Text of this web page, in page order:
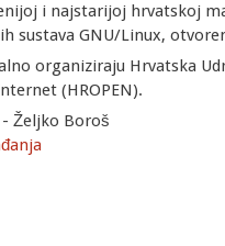
i najstarijoj hrvatskoj
sustava GNU/Linux,
organiziraju Hrvatska
(HROPEN).
- Željko Boroš